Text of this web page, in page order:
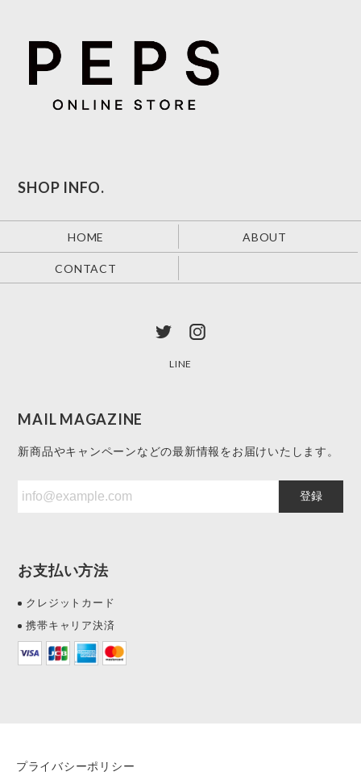
SHOP INFO.
HOME ABOUT
CONTACT
LINE
MAIL MAGAZINE
新商品やキャンペーンなどの最新情報をお届けいたします。
登録
お支払い方法
クレジットカード
携帯キャリア決済
プライバシーポリシー